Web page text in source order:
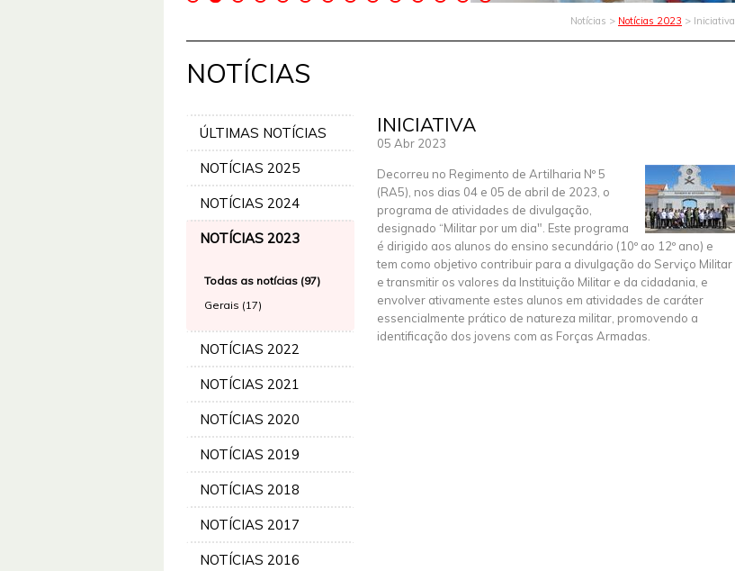
Notícias > Notícias 2023 > Iniciativa
NOTÍCIAS
ÚLTIMAS NOTÍCIAS
NOTÍCIAS 2025
NOTÍCIAS 2024
NOTÍCIAS 2023
Todas as notícias (97)
Gerais (17)
NOTÍCIAS 2022
NOTÍCIAS 2021
NOTÍCIAS 2020
NOTÍCIAS 2019
NOTÍCIAS 2018
NOTÍCIAS 2017
NOTÍCIAS 2016
INICIATIVA
05 Abr 2023
Decorreu no Regimento de Artilharia Nº 5
(RA5), nos dias 04 e 05 de abril de 2023, o
programa de atividades de divulgação,
designado “Militar por um dia". Este programa
é dirigido aos alunos do ensino secundário (10º ao 12º ano) e
tem como objetivo contribuir para a divulgação do Serviço Militar
e transmitir os valores da Instituição Militar e da cidadania, e
envolver ativamente estes alunos em atividades de caráter
essencialmente prático de natureza militar, promovendo a
identificação dos jovens com as Forças Armadas.